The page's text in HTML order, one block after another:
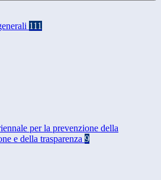
111
per la prevenzione della
e della trasparenza 9